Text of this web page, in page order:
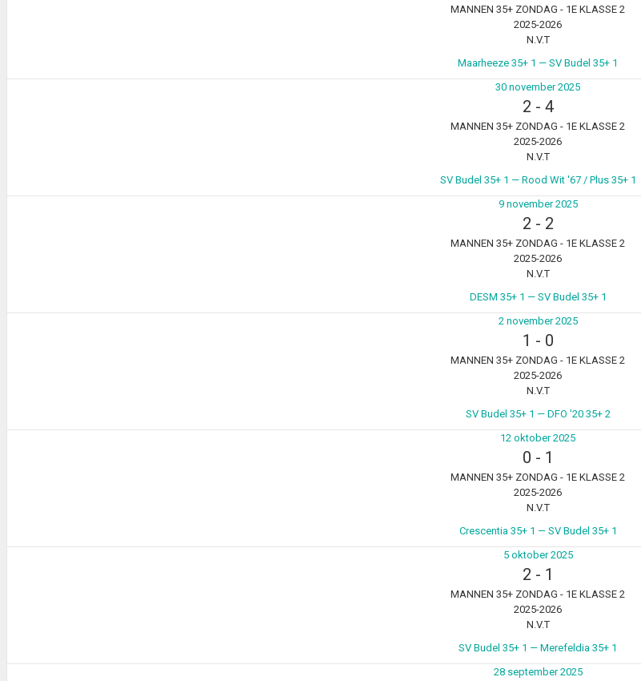
MANNEN 35+ ZONDAG - 1E KLASSE 2
2025-2026
N.V.T
Maarheeze 35+ 1 — SV Budel 35+ 1
30 november 2025
2 - 4
MANNEN 35+ ZONDAG - 1E KLASSE 2
2025-2026
N.V.T
SV Budel 35+ 1 — Rood Wit '67 / Plus 35+ 1
9 november 2025
2 - 2
MANNEN 35+ ZONDAG - 1E KLASSE 2
2025-2026
N.V.T
DESM 35+ 1 — SV Budel 35+ 1
2 november 2025
1 - 0
MANNEN 35+ ZONDAG - 1E KLASSE 2
2025-2026
N.V.T
SV Budel 35+ 1 — DFO '20 35+ 2
12 oktober 2025
0 - 1
MANNEN 35+ ZONDAG - 1E KLASSE 2
2025-2026
N.V.T
Crescentia 35+ 1 — SV Budel 35+ 1
5 oktober 2025
2 - 1
MANNEN 35+ ZONDAG - 1E KLASSE 2
2025-2026
N.V.T
SV Budel 35+ 1 — Merefeldia 35+ 1
28 september 2025